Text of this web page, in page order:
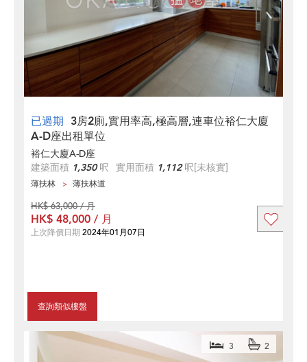
已過期 3房2廁,實用率高,極高層,連車位裕仁大廈
A-D座出租單位
裕仁大廈A-D座
建築面積 1,350呎 實用面積 1,112呎[未核實]
薄扶林 薄扶林道
查詢類似樓盤
HK$ 63,000 / 月
HK$ 48,000 / 月
上次降價日期 2024年01月07日
3 2